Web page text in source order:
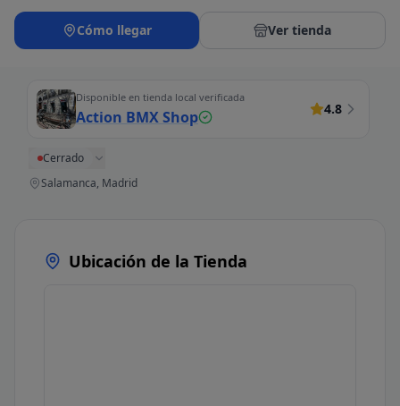
Cómo llegar Ver tienda
Disponible en tienda local verificada
Action BMX Shop 4.8
Cerrado
Salamanca, Madrid
Ubicación de la Tienda